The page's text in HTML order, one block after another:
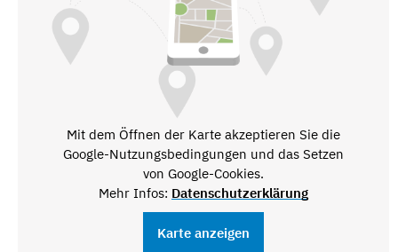
Mit dem Öffnen der Karte akzeptieren Sie die
Google-Nutzungsbedingungen und das Setzen
von Google-Cookies.
Mehr Infos: Datenschutzerklärung
Karte anzeigen